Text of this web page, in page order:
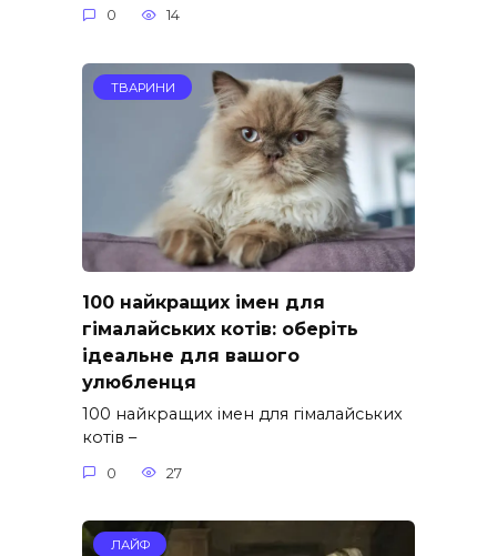
0 14
ТВАРИНИ
100 найкращих імен для
гімалайських котів: оберіть
ідеальне для вашого
улюбленця
100 найкращих імен для гімалайських
котів –
0 27
ЛАЙФ